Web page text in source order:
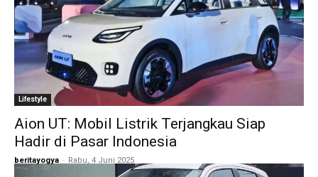
Lifestyle
Aion UT: Mobil Listrik Terjangkau Siap
Hadir di Pasar Indonesia
beritayogya - Rabu, 4 Juni 2025